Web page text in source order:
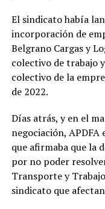
El sindicato había
incorporación de
Belgrano Cargas y
colectivo de trabajo
colectivo de la
de 2022.
Días atrás, y en el
negociación,
que afirmaba que la
por no poder
Transporte y
sindicato que